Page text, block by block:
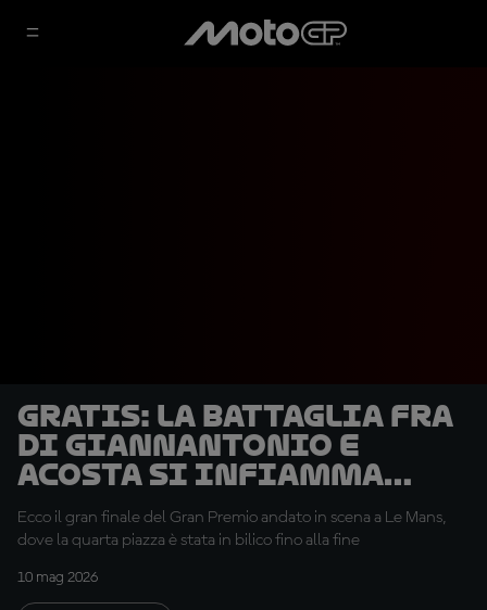
GRATIS: la battaglia fra
Di Giannantonio e
Acosta si infiamma
all'ultimo giro
Ecco il gran finale del Gran Premio andato in scena a Le Mans,
dove la quarta piazza è stata in bilico fino alla fine
10 mag 2026